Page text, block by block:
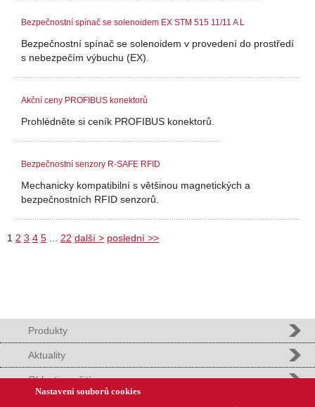
Bezpečnostní spínač se solenoidem EX STM 515 11/11 A L
Bezpečnostní spínač se solenoidem v provedení do prostředí
s nebezpečím výbuchu (EX).
Akční ceny PROFIBUS konektorů
Prohlédněte si ceník PROFIBUS konektorů.
Bezpečnostní senzory R-SAFE RFID
Mechanicky kompatibilní s většinou magnetických a
bezpečnostních RFID senzorů.
1 2 3 4 5 22 další > poslední >>
Produkty
Aktuality
Oblasti použití
Nastavení souborů cookies